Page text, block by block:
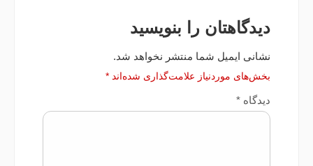
دیدگاهتان را بنویسید
نشانی ایمیل شما منتشر نخواهد شد.
بخش‌های موردنیاز علامت‌گذاری شده‌اند *
دیدگاه *